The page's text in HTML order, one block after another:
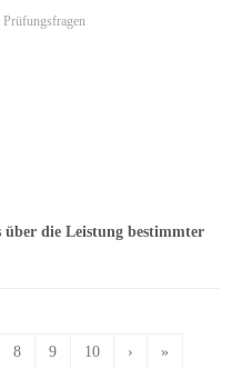
über die Leistung bestimmter
8 9 10 › »